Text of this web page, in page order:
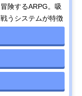
険するARPG。吸
うシステムが特徴